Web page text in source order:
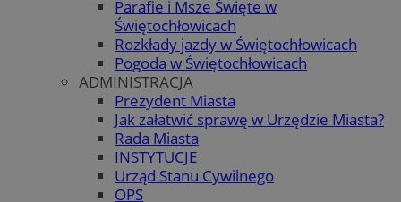
Parafie i Msze Święte w
Świętochłowicach
Rozkłady jazdy w Świętochłowicach
Pogoda w Świętochłowicach
ADMINISTRACJA
Prezydent Miasta
Jak załatwić sprawę w Urzędzie Miasta?
Rada Miasta
INSTYTUCJE
Urząd Stanu Cywilnego
OPS